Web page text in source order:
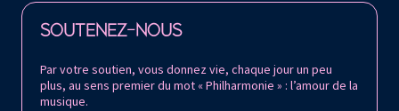
SOUTENEZ-NOUS
Par votre soutien, vous donnez vie, chaque jour un peu
plus, au sens premier du mot « Philharmonie » : l’amour de la
musique.
Retrouvez la Philharmonie de Paris sur